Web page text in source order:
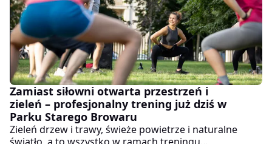
Zamiast siłowni otwarta przestrzeń i
zieleń – profesjonalny trening już dziś w
Parku Starego Browaru
Zieleń drzew i trawy, świeże powietrze i naturalne